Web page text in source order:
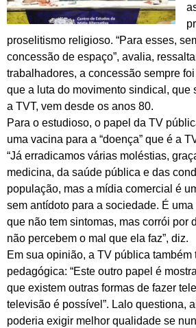
proselitismo religioso. “Para esses,
concessão de espaço”, avalia,
trabalhadores, a concessão sempre
que a luta do movimento sindical, que
a TVT, vem desde os anos 80.
Para o estudioso, o papel da TV
uma vacina para a “doença” que é a
“Já erradicamos várias moléstias,
medicina, da saúde pública e das
população, mas a mídia comercial é
sem antídoto para a sociedade. É
que não tem sintomas, mas corrói por
não percebem o mal que ela faz”, diz.
Em sua opinião, a TV pública também
pedagógica: “Este outro papel é
que existem outras formas de fazer
televisão é possível”. Lalo questiona,
poderia exigir melhor qualidade se